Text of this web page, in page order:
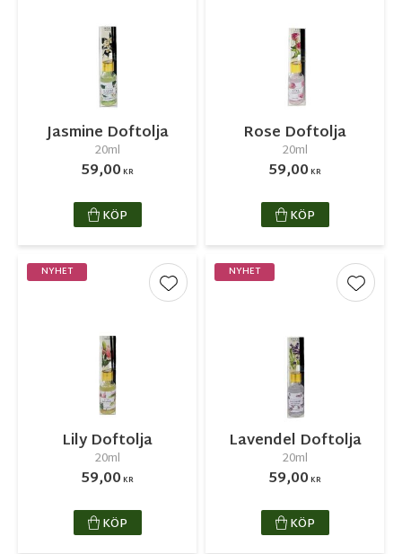
Jasmine Doftolja
20ml
59,00KR
KÖP
Rose Doftolja
20ml
59,00KR
KÖP
Lily Doftolja
20ml
59,00KR
NYHET
Lägg till i favoriter
KÖP
Lavendel Doftolja
20ml
59,00KR
NYHET
Lägg
KÖP